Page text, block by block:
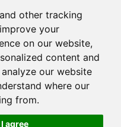
other tracking
your
on our website,
content and
our website
where our
from.
I agree